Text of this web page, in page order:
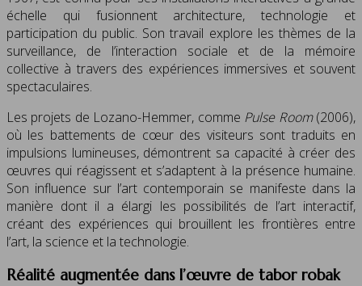
échelle qui fusionnent architecture, technologie et
participation du public. Son travail explore les thèmes de la
surveillance, de l’interaction sociale et de la mémoire
collective à travers des expériences immersives et souvent
spectaculaires.
Les projets de Lozano-Hemmer, comme Pulse Room(2006),
où les battements de cœur des visiteurs sont traduits en
impulsions lumineuses, démontrent sa capacité à créer des
œuvres qui réagissent et s’adaptent à la présence humaine.
Son influence sur l’art contemporain se manifeste dans la
manière dont il a élargi les possibilités de l’art interactif,
créant des expériences qui brouillent les frontières entre
l’art, la science et la technologie.
Réalité augmentée dans l’œuvre de tabor robak